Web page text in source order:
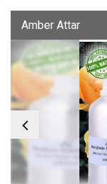
Amber Attar